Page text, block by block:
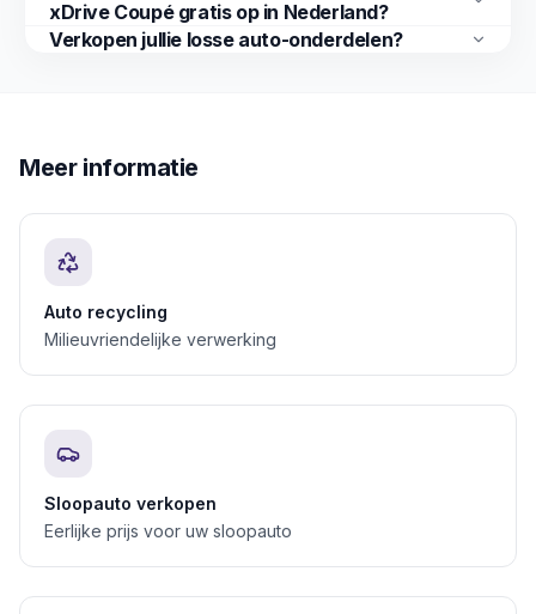
xDrive Coupé gratis op in Nederland?
Verkopen jullie losse auto-onderdelen?
Meer informatie
Auto recycling
Milieuvriendelijke verwerking
Sloopauto verkopen
Eerlijke prijs voor uw sloopauto